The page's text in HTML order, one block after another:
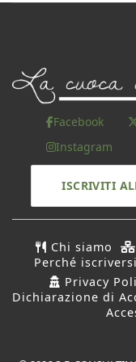
Facebook
Instagram
ISCRIVITI
Chi siamo
Perché
Privacy
Dichiarazione di